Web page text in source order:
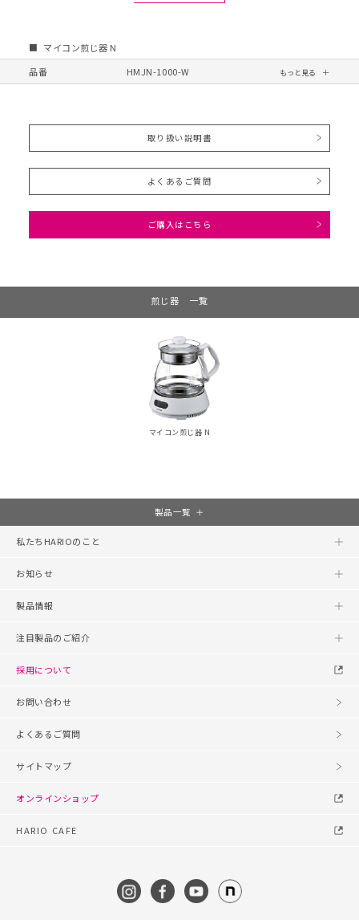
マイコン煎じ器 N
品番
HMJN-1000-W
取り扱い説明書
よくあるご質問
ご購入はこちら
煎じ器 一覧
マイコン煎じ器 N
製品一覧
私たちHARIOのこと
お知らせ
製品情報
注目製品のご紹介
採用について
お問い合わせ
よくあるご質問
サイトマップ
オンラインショップ
HARIO CAFE